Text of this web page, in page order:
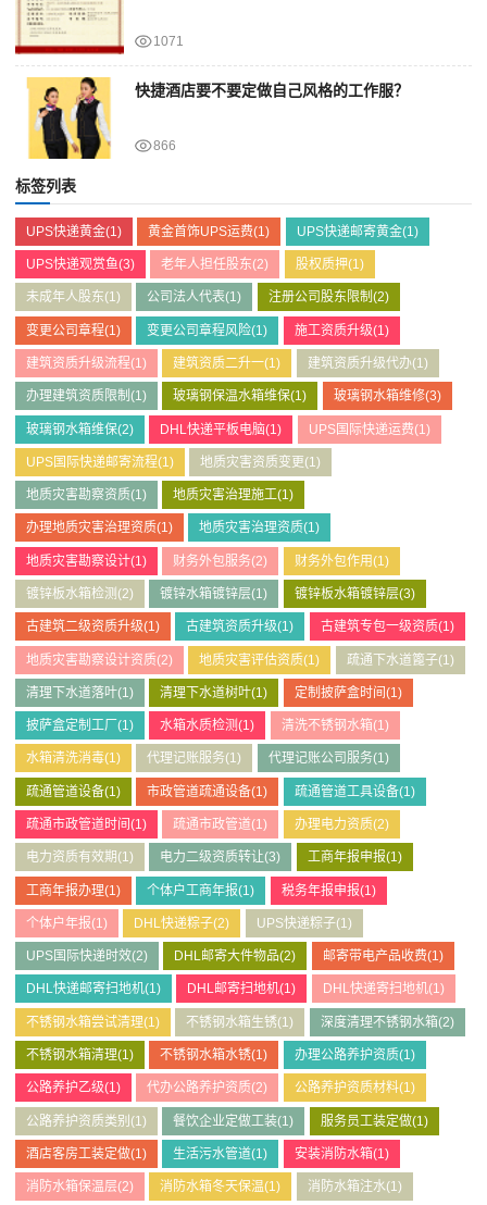
1071
快捷酒店要不要定做自己风格的工作服？
866
标签列表
UPS快递黄金(1) 黄金首饰UPS运费(1) UPS快递邮寄黄金(1)
UPS快递观赏鱼(3) 老年人担任股东(2) 股权质押(1)
未成年人股东(1) 公司法人代表(1) 注册公司股东限制 (2)
变更公司章程(1) 变更公司章程风险(1) 施工资质升级(1)
建筑资质升级流程(1) 建筑资质二升一(1) 建筑资质升级代办(1)
办理建筑资质限制 (1) 玻璃钢保温水箱维保(1) 玻璃钢水箱维修(3)
玻璃钢水箱维保(2) DHL快递平板电脑(1) UPS国际快递运费(1)
UPS国际快递邮寄流程(1) 地质灾害资质变更(1)
地质灾害勘察资质(1) 地质灾害治理施工(1)
办理地质灾害治理资质(1) 地质灾害治理资质(1)
地质灾害勘察设计(1) 财务外包服务(2) 财务外包作用(1)
镀锌板水箱检测 (2) 镀锌水箱镀锌层(1) 镀锌板水箱镀锌层(3)
古建筑二级资质升级(1) 古建筑资质升级(1) 古建筑专包一级资质(1)
地质灾害勘察设计资质(2) 地质灾害评估资质(1) 疏通下水道篦子(1)
清理下水道落叶(1) 清理下水道树叶(1) 定制披萨盒时间(1)
披萨盒定制工厂 (1) 水箱水质检测(1) 清洗不锈钢水箱(1)
水箱清洗消毒(1) 代理记账服务(1) 代理记账公司服务(1)
疏通管道设备(1) 市政管道疏通设备(1) 疏通管道工具设备(1)
疏通市政管道时间 (1) 疏通市政管道(1) 办理电力资质(2)
电力资质有效期 (1) 电力二级资质转让(3) 工商年报申报(1)
工商年报办理(1) 个体户工商年报(1) 税务年报申报(1)
个体户年报(1) DHL快递粽子(2) UPS快递粽子(1)
UPS国际快递时效(2) DHL邮寄大件物品(2) 邮寄带电产品收费(1)
DHL快递邮寄扫地机(1) DHL邮寄扫地机(1) DHL快递寄扫地机(1)
不锈钢水箱尝试清理(1) 不锈钢水箱生锈(1) 深度清理不锈钢水箱(2)
不锈钢水箱清理(1) 不锈钢水箱水锈(1) 办理公路养护资质(1)
公路养护乙级(1) 代办公路养护资质(2) 公路养护资质材料(1)
公路养护资质类别 (1) 餐饮企业定做工装(1) 服务员工装定做(1)
酒店客房工装定做(1) 生活污水管道(1) 安装消防水箱(1)
消防水箱保温层(2) 消防水箱冬天保温(1) 消防水箱注水(1)